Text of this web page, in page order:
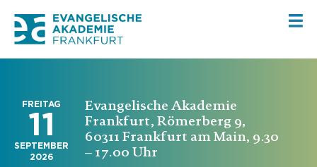
FREITAG
11
SEPTEMBER
2026
Evangelische Akademie
Frankfurt, Römerberg 9,
60311 Frankfurt am Main, 9.30
– 17.00 Uhr